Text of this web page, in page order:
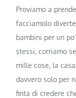
Proviamo a
facciamolo
bambini per un
stessi, corriamo
mille cose, la
davvero solo per
finta di credere